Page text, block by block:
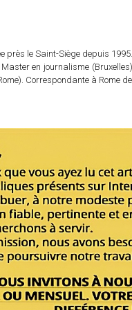
le Saint-Siège depuis
en journalisme
Correspondante à Rome